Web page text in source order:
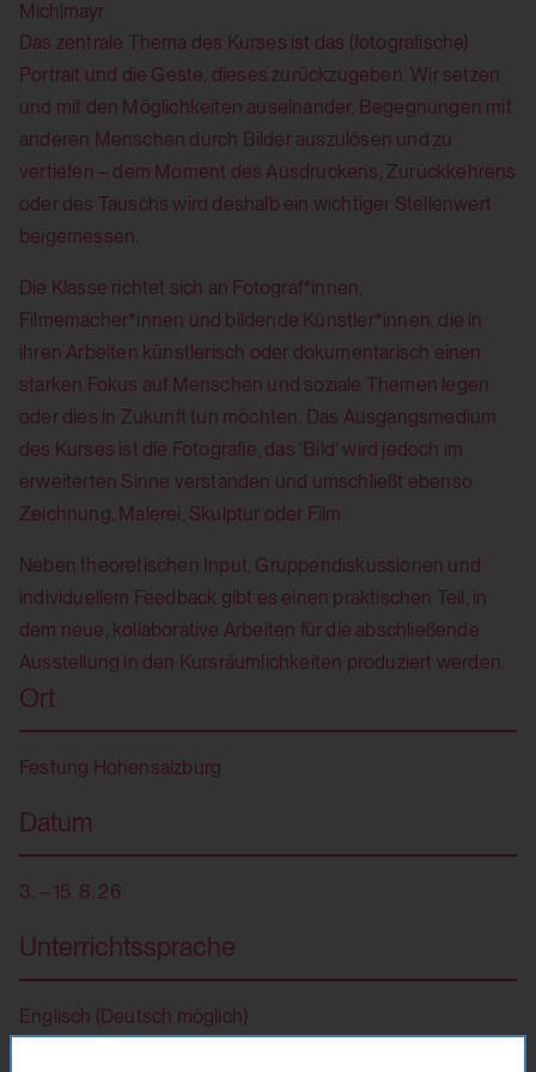
2025.
Das zentrale Thema des Kurses ist das (fotografische)
Portrait und die Geste, dieses zurückzugeben. Wir setzen
und mit den Möglichkeiten auseinander, Begegnungen mit
anderen Menschen durch Bilder auszulösen und zu
vertiefen – dem Moment des Ausdruckens, Zurückkehrens
oder des Tauschs wird deshalb ein wichtiger Stellenwert
beigemessen.
Die Klasse richtet sich an Fotograf*innen,
Filmemacher*innen und bildende Künstler*innen, die in
ihren Arbeiten künstlerisch oder dokumentarisch einen
starken Fokus auf Menschen und soziale Themen legen
oder dies in Zukunft tun möchten. Das Ausgangsmedium
des Kurses ist die Fotografie, das ‘Bild’ wird jedoch im
erweiterten Sinne verstanden und umschließt ebenso
Zeichnung, Malerei, Skulptur oder Film.
Neben theoretischen Input, Gruppendiskussionen und
individuellem Feedback gibt es einen praktischen Teil, in
dem neue, kollaborative Arbeiten für die abschließende
Ausstellung in den Kursräumlichkeiten produziert werden.
Ort
Festung Hohensalzburg
Datum
3. – 15. 8. 26
Unterrichtssprache
Englisch (Deutsch möglich)